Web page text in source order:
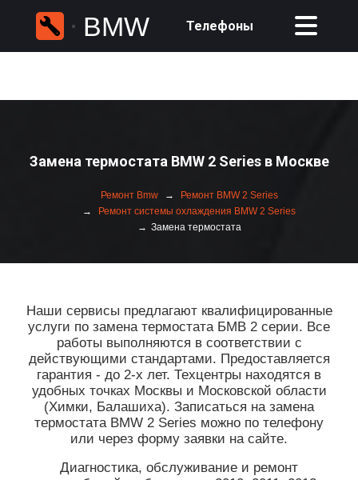
BMW Телефоны
Замена термостата BMW 2 Series в Москве
Ремонт Bmw
Ремонт BMW 2 Series
Ремонт системы охлаждения BMW 2 Series
Замена термостата
Наши сервисы предлагают квалифицированные
услуги по замена термостата БМВ 2 серии. Все
работы выполняются в соответствии с
действующими стандартами. Предоставляется
гарантия - до 2-х лет. Техцентры находятся в
удобных точках Москвы и Московской области
(Химки, Балашиха). Записаться на замена
термостата BMW 2 Series можно по телефону
или через форму заявки на сайте.
Диагностика, обслуживание и ремонт